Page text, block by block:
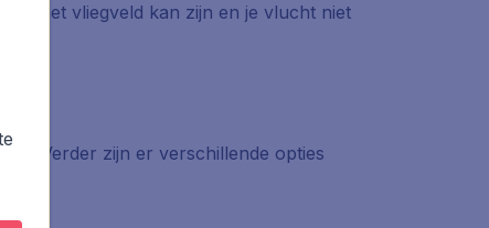
op het vliegveld kan zijn en je vlucht niet
Verder zijn er verschillende opties